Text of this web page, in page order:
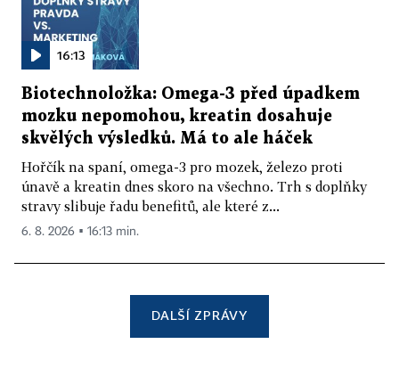
16:13
Biotechnoložka: Omega-3 před úpadkem
mozku nepomohou, kreatin dosahuje
skvělých výsledků. Má to ale háček
Hořčík na spaní, omega-3 pro mozek, železo proti
únavě a kreatin dnes skoro na všechno. Trh s doplňky
stravy slibuje řadu benefitů, ale které z...
6. 8. 2026 ▪ 16:13 min.
DALŠÍ ZPRÁVY